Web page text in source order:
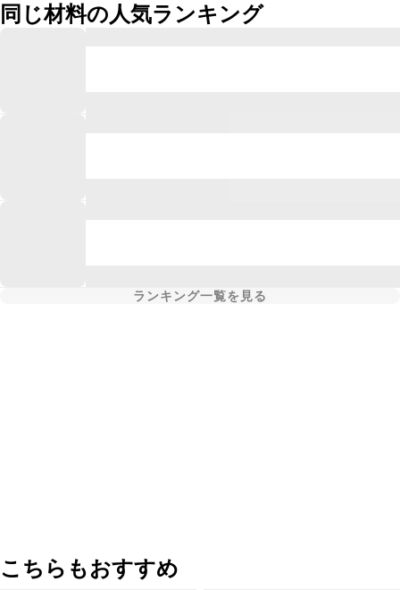
同じ材料の人気ランキング
ランキング一覧を見る
こちらもおすすめ